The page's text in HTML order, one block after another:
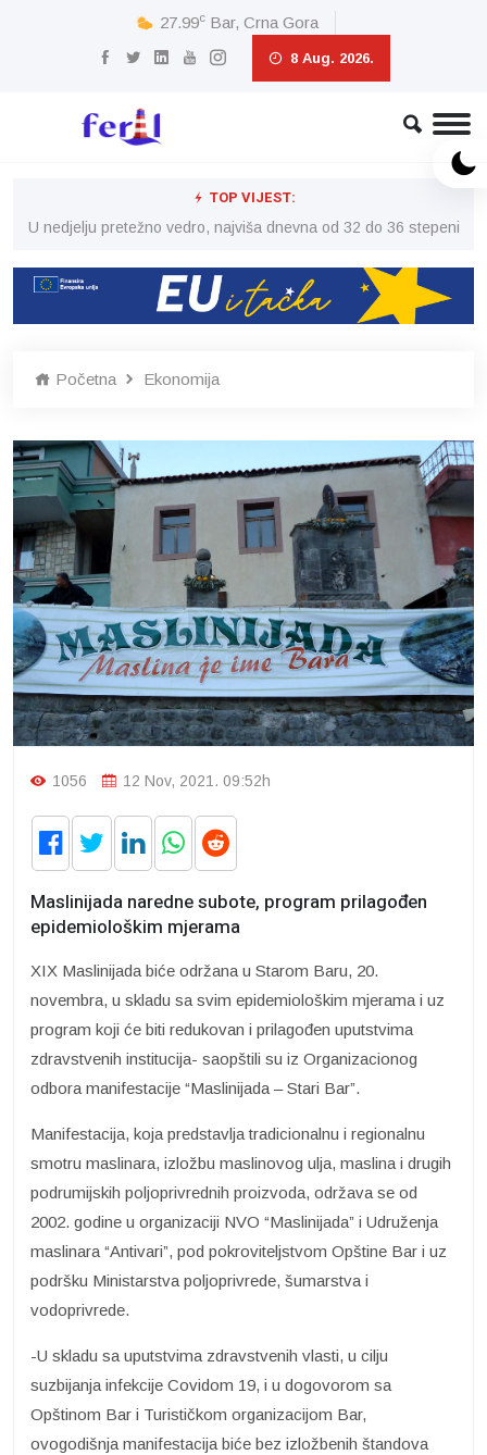
27.99c Bar, Crna Gora
8 Aug. 2026.
TOP VIJEST:
U nedjelju pretežno vedro, najviša dnevna od 32 do 36 stepeni
Početna Ekonomija
1056 12 Nov, 2021. 09:52h
Maslinijada naredne subote, program prilagođen
epidemiološkim mjerama
XIX Maslinijada biće održana u Starom Baru, 20.
novembra, u skladu sa svim epidemiološkim mjerama i uz
program koji će biti redukovan i prilagođen uputstvima
zdravstvenih institucija- saopštili su iz Organizacionog
odbora manifestacije “Maslinijada – Stari Bar”.
Manifestacija, koja predstavlja tradicionalnu i regionalnu
smotru maslinara, izložbu maslinovog ulja, maslina i drugih
podrumijskih poljoprivrednih proizvoda, održava se od
2002. godine u organizaciji NVO “Maslinijada” i Udruženja
maslinara “Antivari”, pod pokroviteljstvom Opštine Bar i uz
podršku Ministarstva poljoprivrede, šumarstva i
vodoprivrede.
-U skladu sa uputstvima zdravstvenih vlasti, u cilju
suzbijanja infekcije Covidom 19, i u dogovorom sa
Opštinom Bar i Turističkom organizacijom Bar,
ovogodišnja manifestacija biće bez izložbenih štandova